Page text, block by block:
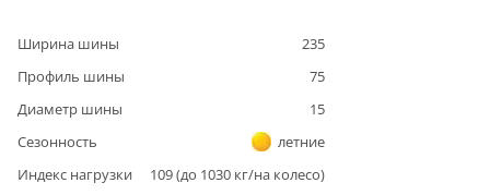
Ширина шины
235
Профиль шины
75
Диаметр шины
15
Сезонность
летние
Индекс нагрузки
109(до 1030 кг/на колесо)